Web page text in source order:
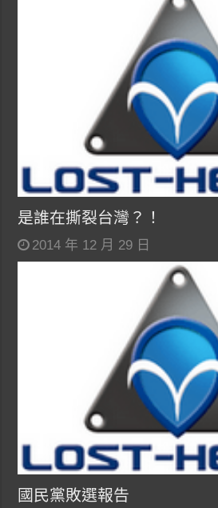
是誰在撕裂台灣？！
2014 年 12 月 29 日
國民黨敗選報告